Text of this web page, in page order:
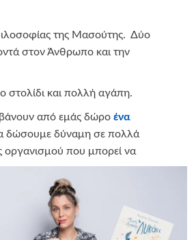
φιλοσοφίας της Μασούτης. Δύο
στον Άνθρωπο και την
στολίδι και πολλή αγάπη.
από εμάς δώρο ένα
δώσουμε δύναμη σε πολλά
οργανισμού που μπορεί να
(Κάνε-Μια-Ευχή Ελλάδος)
λάμπει σήμερα από χαρά.